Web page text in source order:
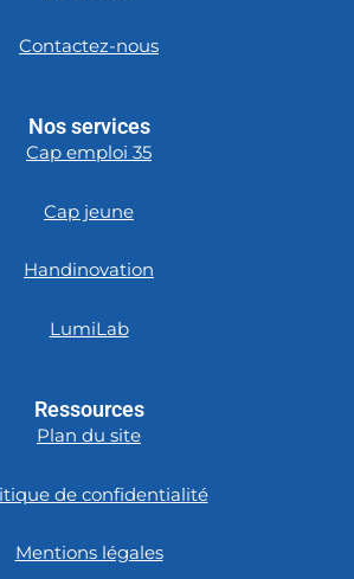
Contactez-nous
Nos services
Cap emploi 35
Cap jeune
Handinovation
LumiLab
Ressources
Plan du site
de confidentialité
Mentions légales